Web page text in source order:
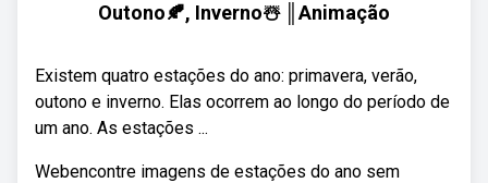
Outono🍂, Inverno☃️ ║Animação
Existem quatro estações do ano: primavera, verão,
outono e inverno. Elas ocorrem ao longo do período de
um ano. As estações ...
Webencontre imagens de estações do ano sem